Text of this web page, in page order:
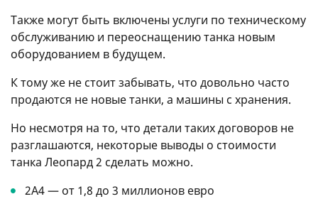
Также могут быть включены услуги по техническому
обслуживанию и переоснащению танка новым
оборудованием в будущем.
К тому же не стоит забывать, что довольно часто
продаются не новые танки, а машины с хранения.
Но несмотря на то, что детали таких договоров не
разглашаются, некоторые выводы о стоимости
танка Леопард 2 сделать можно.
2A4 — от 1,8 до 3 миллионов евро